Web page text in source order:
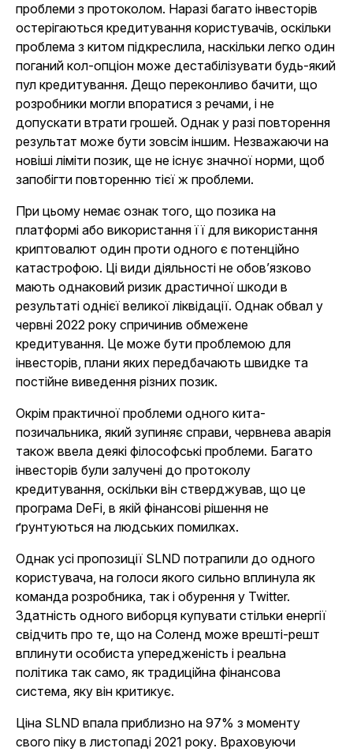
проблеми з протоколом. Наразі багато інвесторів
остерігаються кредитування користувачів, оскільки
проблема з китом підкреслила, наскільки легко один
поганий кол-опціон може дестабілізувати будь-який
пул кредитування. Дещо переконливо бачити, що
розробники могли впоратися з речами, і не
допускати втрати грошей. Однак у разі повторення
результат може бути зовсім іншим. Незважаючи на
новіші ліміти позик, ще не існує значної норми, щоб
запобігти повторенню тієї ж проблеми.
При цьому немає ознак того, що позика на
платформі або використання її для використання
криптовалют один проти одного є потенційно
катастрофою. Ці види діяльності не обов’язково
мають однаковий ризик драстичної шкоди в
результаті однієї великої ліквідації. Однак обвал у
червні 2022 року спричинив обмежене
кредитування. Це може бути проблемою для
інвесторів, плани яких передбачають швидке та
постійне виведення різних позик.
Окрім практичної проблеми одного кита-
позичальника, який зупиняє справи, червнева аварія
також ввела деякі філософські проблеми. Багато
інвесторів були залучені до протоколу
кредитування, оскільки він стверджував, що це
програма DeFi, в якій фінансові рішення не
ґрунтуються на людських помилках.
Однак усі пропозиції SLND потрапили до одного
користувача, на голоси якого сильно вплинула як
команда розробника, так і обурення у Twitter.
Здатність одного виборця купувати стільки енергії
свідчить про те, що на Соленд може врешті-решт
вплинути особиста упередженість і реальна
політика так само, як традиційна фінансова
система, яку він критикує.
Ціна SLND впала приблизно на 97% з моменту
свого піку в листопаді 2021 року. Враховуючи